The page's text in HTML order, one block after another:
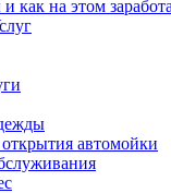
как на этом
автомойки